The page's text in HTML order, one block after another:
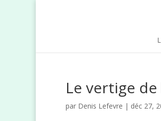
Le vertige
par Denis Lefevre | déc 27,